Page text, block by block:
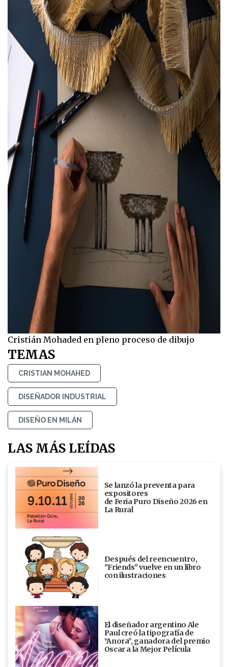
Cristián Mohaded en pleno proceso de dibujo
TEMAS
CRISTIAN MOHAHED
DISEÑADOR INDUSTRIAL
DISEÑO EN MILÁN
LAS MÁS LEÍDAS
Se lanzó la preventa para
expositores
de Feria Puro Diseño 2026 en
La Rural
Después del reencuentro,
"Friends" vuelve en un libro
con ilustraciones
El diseñador argentino Ale
Paul creó la tipografía de
“Anora”, ganadora del premio
Oscar a la Mejor Película